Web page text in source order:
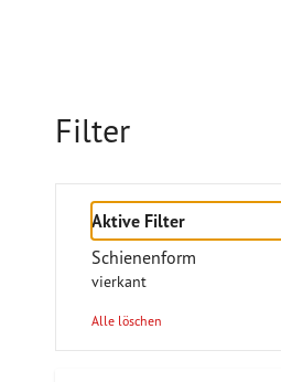
Filter
Aktive Filter
Schienenform
vierkant
Alle löschen